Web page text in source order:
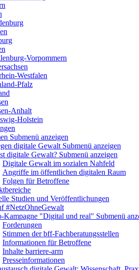
Vorpommern
Westfalen
Pfalz
Anhalt
Holstein
Submenü anzeigen
digitale Gewalt Submenü anzeigen
digitale Gewalt? Submenü anzeigen
Digitale Gewalt im sozialen Nahfeld
Angriffe im öffentlichen digitalen Raum
Folgen für Betroffene
Studien und Veröffentlichungen
#NetzOhneGewalt
Kampagne "Digital und real" Submenü
Forderungen
Stimmen der bff-Fachberatungsstellen
Informationen für Betroffene
Inhalte barriere-arm
Presseinformationen